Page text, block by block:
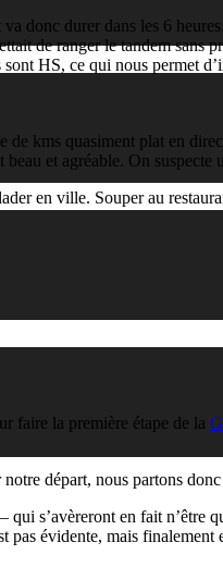
donc durer dans les 6
de ranger le tandem sans
HS, ce qui nous permet
de kms quasiment plat en
et agréable. On suspecte
en ville. Souper au
faire la première étape de la
départ, nous partons
s’avèreront en fait n’être
évidente, mais